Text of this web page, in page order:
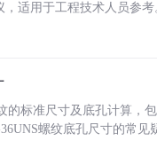
适用于工程技术人员参考
的标准尺寸及底孔计算，
36UNS螺纹底孔尺寸的常